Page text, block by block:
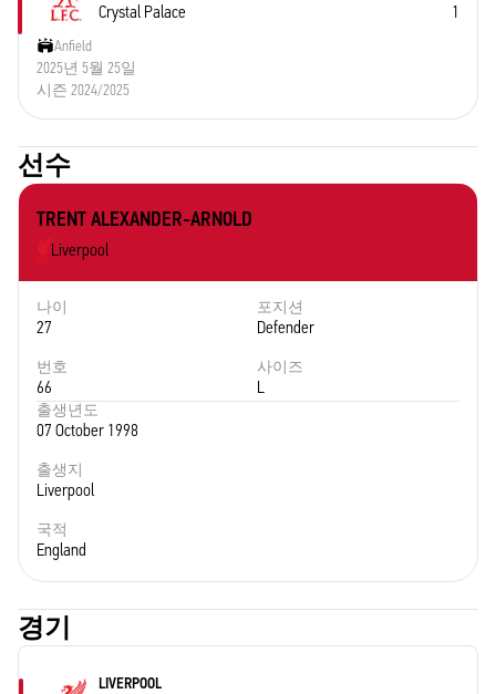
Crystal Palace 1
Anfield
2025년 5월 25일
시즌 2024/2025
선수
TRENT ALEXANDER-ARNOLD
Liverpool
나이
27
포지션
Defender
번호
66
사이즈
L
출생년도
07 October 1998
출생지
Liverpool
국적
England
경기
LIVERPOOL